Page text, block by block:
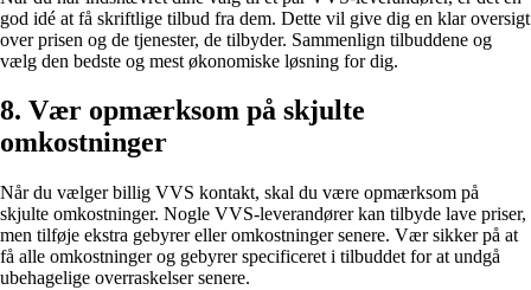
god idé at få skriftlige tilbud fra dem. Dette vil give dig en klar oversigt
over prisen og de tjenester, de tilbyder. Sammenlign tilbuddene og
vælg den bedste og mest økonomiske løsning for dig.
8. Vær opmærksom på skjulte
omkostninger
Når du vælger billig VVS kontakt, skal du være opmærksom på
skjulte omkostninger. Nogle VVS-leverandører kan tilbyde lave priser,
men tilføje ekstra gebyrer eller omkostninger senere. Vær sikker på at
få alle omkostninger og gebyrer specificeret i tilbuddet for at undgå
ubehagelige overraskelser senere.